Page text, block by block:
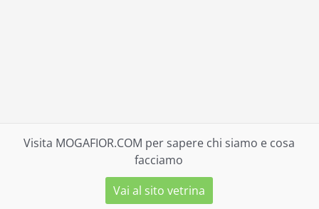
Visita MOGAFIOR.COM per sapere chi siamo e cosa
facciamo
Vai al sito vetrina